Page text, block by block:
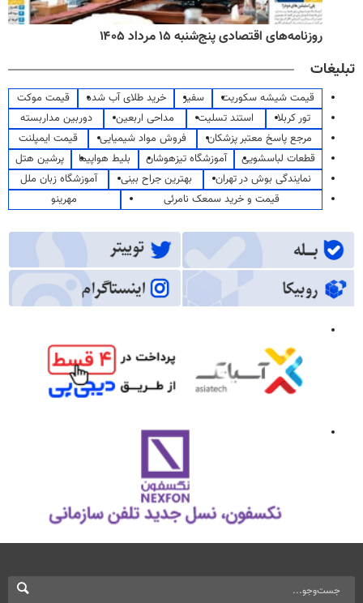
روزنامه‌های اقتصادی پنج‌شنبه ۱۵ مرداد ۱۴۰۵
تبلیغات
قیمت شیشه سکوریت سفیر خرید طلای آب شده
قیمت موکت
تور کربلا
استند تسلیت مداحی اربعین
دوربین مداربسته
مرجع پاسخ معتبر پزشکان
فروش مواد شیمیایی
قیمت ایمپلنت
قطعات لباسشویی
آموزشگاه تیزهوشان بلیط هواپیما
پرشین هتل
نمایندگی بوش در تهران
بهترین جراح بینی
آموزشگاه زبان ملل
قیمت و خرید سمعک نامرئی
مهرینو